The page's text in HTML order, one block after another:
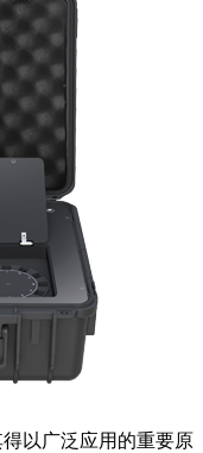
以广泛应用的重要原